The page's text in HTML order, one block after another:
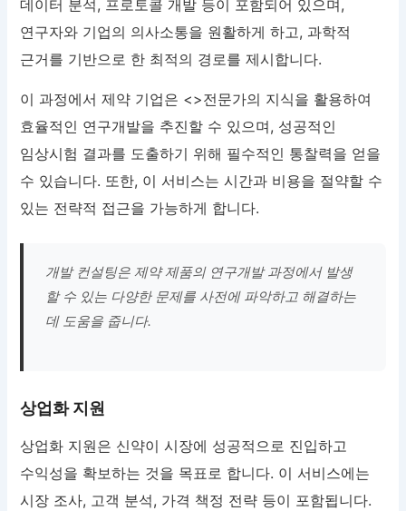
데이터 분석, 프로토콜 개발 등이 포함되어 있으며,
연구자와 기업의 의사소통을 원활하게 하고, 과학적
근거를 기반으로 한 최적의 경로를 제시합니다.
이 과정에서 제약 기업은 <>전문가의 지식을 활용하여
효율적인 연구개발을 추진할 수 있으며, 성공적인
임상시험 결과를 도출하기 위해 필수적인 통찰력을 얻을
수 있습니다. 또한, 이 서비스는 시간과 비용을 절약할 수
있는 전략적 접근을 가능하게 합니다.
개발 컨설팅은 제약 제품의 연구개발 과정에서 발생
할 수 있는 다양한 문제를 사전에 파악하고 해결하는
데 도움을 줍니다.
상업화 지원
상업화 지원은 신약이 시장에 성공적으로 진입하고
수익성을 확보하는 것을 목표로 합니다. 이 서비스에는
시장 조사, 고객 분석, 가격 책정 전략 등이 포함됩니다.